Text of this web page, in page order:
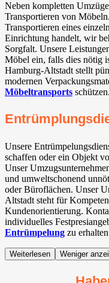
Neben kompletten
Transportieren von
Transportieren eines
Einrichtung handelt, wir
Sorgfalt. Unsere
Möbel ein, falls dies nötig
Hamburg-Altstadt stellt
modernen
Möbeltransports schützen.
Unsere
schaffen oder ein Objekt
Unser
und umweltschonend
oder Büroflächen. Unser
Altstadt steht für
Kundenorientierung.
individuelles
Entrümpelung zu
Weiterlesen Weniger